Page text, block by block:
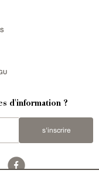
d'information ?
s'inscrire